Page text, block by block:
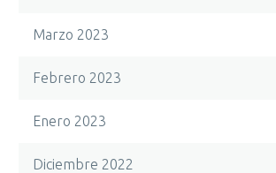
Marzo 2023
Febrero 2023
Enero 2023
Diciembre 2022